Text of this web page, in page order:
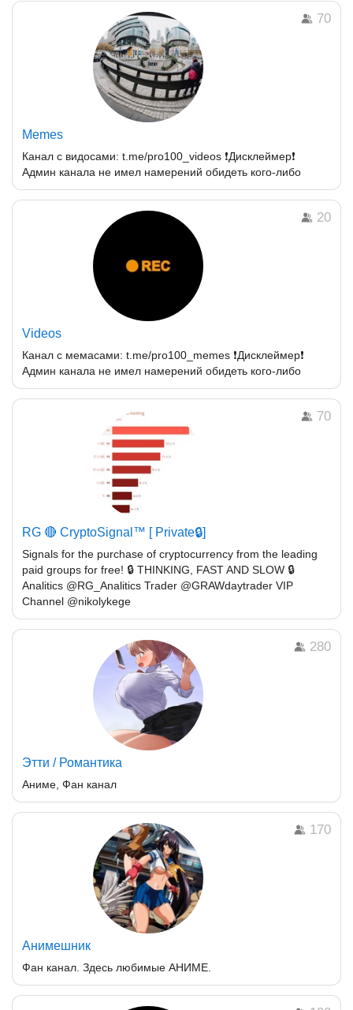
70
Memes
Канал с видосами: t.me/pro100_videos ❗️Дисклеймер❗️
Админ канала не имел намерений обидеть кого-либо
20
Videos
Канал с мемасами: t.me/pro100_memes ❗️Дисклеймер❗️
Админ канала не имел намерений обидеть кого-либо
70
RG 🔴 CryptoSignal™ [ Private🔒]
Signals for the purchase of cryptocurrency from the leading
paid groups for free! 🔒 THINKING, FAST AND SLOW 🔒
Analitics @RG_Analitics Trader @GRAWdaytrader VIP
Channel @nikolykege
280
Этти / Романтика
Аниме, Фан канал
170
Анимешник
Фан канал. Здесь любимые АНИМЕ.